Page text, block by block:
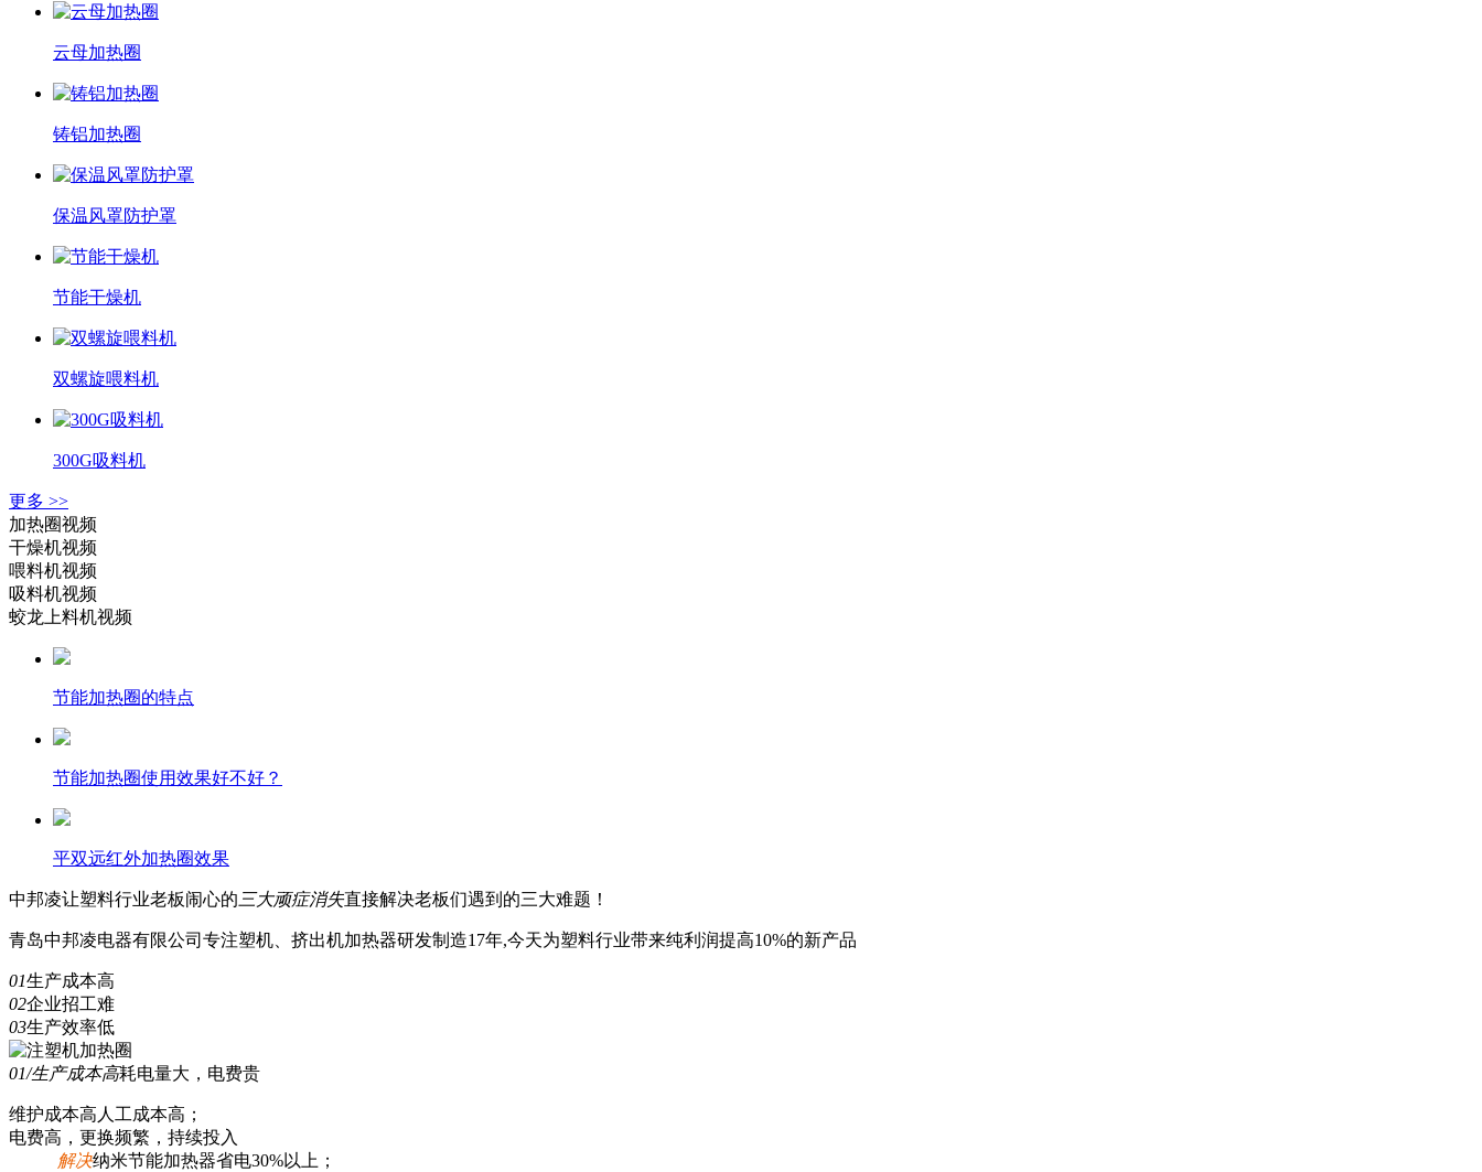
云母加热圈
铸铝加热圈
保温风罩防护罩
节能干燥机
双螺旋喂料机
300G吸料机
更多 >>
加热圈视频
干燥机视频
喂料机视频
吸料机视频
蛟龙上料机视频
节能加热圈的特点
节能加热圈使用效果好不好？
平双远红外加热圈效果
中邦凌让塑料行业老板闹心的 三大顽症消失直接解决老板们遇到的三大难题！
青岛中邦凌电器有限公司专注塑机、挤出机加热器研发制造17年,今天为塑料行业带来纯利润提高10%的新产品
01生产成本高
02企业招工难
03生产效率低
01/生产成本高耗电量大，电费贵
维护成本高人工成本高；
电费高，更换频繁，持续投入
解决纳米节能加热器省电30%以上；